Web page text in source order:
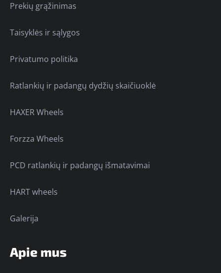
Prekių grąžinimas
Taisyklės ir sąlygos
Privatumo politika
Ratlankių ir padangų dydžių skaičiuoklė
HAXER Wheels
Forzza Wheels
PCD ratlankių ir padangų išmatavimai
HART wheels
Galerija
Apie mus